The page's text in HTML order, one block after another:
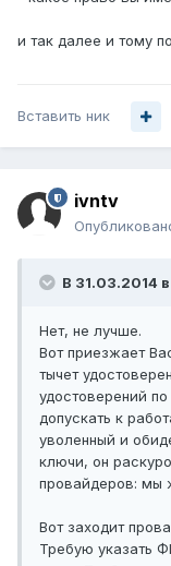
и так далее и тому
Вставить ник
ivntv
В 31.03.2014
Нет, не лучше.
Вот приезжает
тычет
удостоверений
допускать к
уволенный и
ключи, он
провайдеров: мы
Вот заходит
Требую указать